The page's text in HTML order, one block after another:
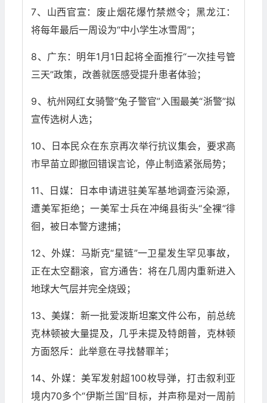
7、山西官宣：废止烟花爆竹禁燃令；黑龙江：
将每年最后一周设为“中小学生冰雪周”；
8、广东：明年1月1日起将全面推行“一次挂号管
三天”政策，改善就医感受提升患者体验；
9、杭州网红女骑警“兔子警官”入围最美“浙警”拟
宣传选树人选；
10、日本民众在东京再次举行抗议集会，要求高
市早苗立即撤回错误言论，停止制造紧张局势；
11、日媒：日本申请进驻美军基地调查污染源，
遭美军拒绝；一美军士兵在冲绳县街头“全裸”徘
徊，被日本警方逮捕；
12、外媒：马斯克“星链”一卫星发生罕见事故，
正在太空翻滚，官方通告：将在几周内重新进入
地球大气层并完全烧毁；
13、美媒：新一批爱泼斯坦案文件公布，前总统
克林顿被大量提及，几乎未提及特朗普，克林顿
方面怒斥：此举意在寻找替罪羊；
14、外媒：美军发射超100枚导弹，打击叙利亚
境内70多个“伊斯兰国”目标，并声称是对一周前